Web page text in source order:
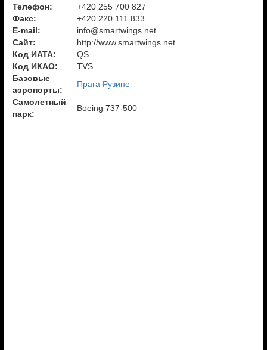
Телефон:
+420 255 700 827
Факс:
+420 220 111 833
E-mail:
info@smartwings.net
Сайт:
http://www.smartwings.net
Код ИАТА:
QS
Код ИКАО:
TVS
Базовые
аэропорты:
Прага Рузине
Самолетный
парк:
Boeing 737-500